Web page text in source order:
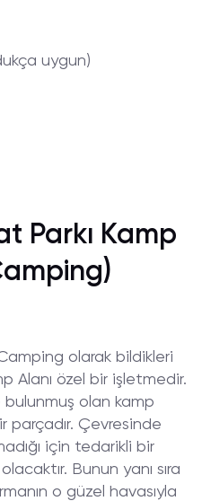
uygun)
Parkı Kamp
olarak bildikleri
Alanı özel bir işletmedir.
bulunmuş olan kamp
parçadır. Çevresinde
için tedarikli bir
Bunun yanı sıra
o güzel havasıyla